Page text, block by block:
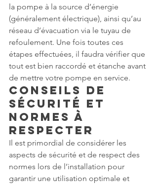
la pompe à la source d’énergie
(généralement électrique), ainsi qu’au
réseau d’évacuation via le tuyau de
refoulement. Une fois toutes ces
étapes effectuées, il faudra vérifier que
tout est bien raccordé et étanche avant
de mettre votre pompe en service.
Conseils de
Sécurité et
Normes à
Respecter
Il est primordial de considérer les
aspects de sécurité et de respect des
normes lors de l’installation pour
garantir une utilisation optimale et